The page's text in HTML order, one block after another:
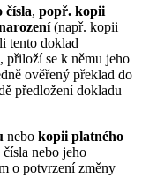
čísla, popř. kopii
(např. kopii
tento doklad
přiloží se k němu jeho
ověřený překlad do
předložení dokladu
nebo kopii platného
nebo jeho
o potvrzení změny